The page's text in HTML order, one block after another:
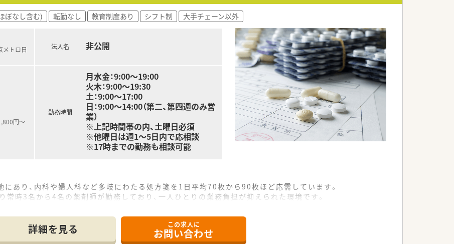
ぼなし含む) 転勤なし 教育制度あり シフト制 大手チェーン以外
メトロ日
円～
法人名 非公開
勤務時間
月水金：9:00～19:00
火木：9:00～19:30
土：9:00～17:00
日：9:00～14:00（第二、第四週のみ営
業）
※上記時間帯の内、土曜日必須
※他曜日は週1～5日内で応相談
※17時までの勤務も相談可能
あり、内科や婦人科など多岐にわたる処方箋を1日平均70枚から90枚ほど応需しています。
時3名から4名の薬剤師が勤務しており、一人ひとりの業務負担が抑えられた環境です。
詳細を見る この求人に
お問い合わせ